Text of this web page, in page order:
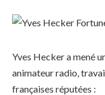
Yves Hecker a mené
animateur radio,
françaises réputées :